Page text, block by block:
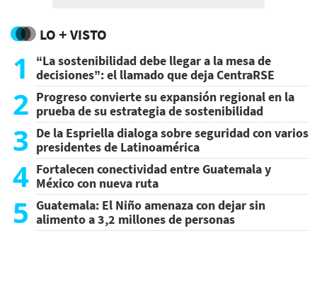
LO + VISTO
1
“La sostenibilidad debe llegar a la mesa de
decisiones”: el llamado que deja CentraRSE
2 Progreso convierte su expansión regional en la
prueba de su estrategia de sostenibilidad
3 De la Espriella dialoga sobre seguridad con varios
presidentes de Latinoamérica
4 Fortalecen conectividad entre Guatemala y
México con nueva ruta
5 Guatemala: El Niño amenaza con dejar sin
alimento a 3,2 millones de personas